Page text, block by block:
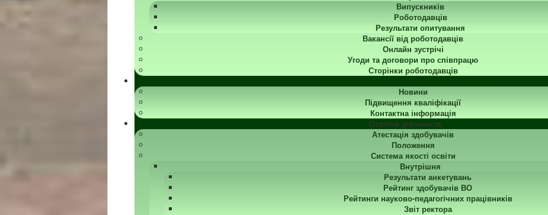
Випускників
Роботодавців
Результати опитування
Вакансії від роботодавців
Онлайн зустрічі
Угоди та договори про співпрацю
Сторінки роботодавців
Новини
Підвищення кваліфікації
Контактна інформація
Освітня діяльність
Атестація здобувачів
Положення
Система якості освіти
Внутрішня
Результати анкетувань
Рейтинг здобувачів ВО
Рейтинги науково-педагогічних працівників
Звіт ректора